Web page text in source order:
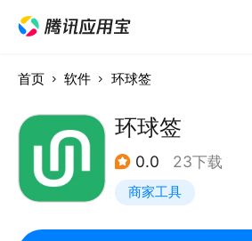
首页 软件 环球签
环球签
0.0 23下载
商家工具